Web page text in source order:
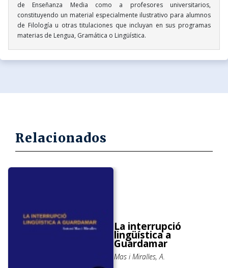
de Enseñanza Media como a profesores universitarios,
constituyendo un material especialmente ilustrativo para alumnos
de Filología u otras titulaciones que incluyan en sus programas
materias de Lengua, Gramática o Lingüística.
Relacionados
La interrupció
lingüística a
Guardamar
Mas i Miralles, A.